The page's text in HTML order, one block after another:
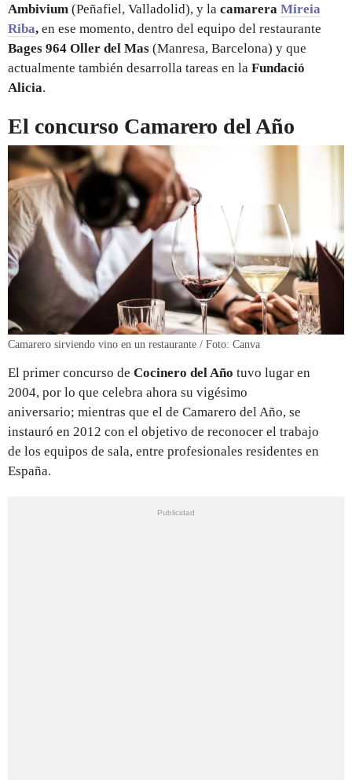
Ambivium (Peñafiel, Valladolid), y la camarera Mireia
Riba, en ese momento, dentro del equipo del restaurante
Bages 964 Oller del Mas (Manresa, Barcelona) y que
actualmente también desarrolla tareas en la Fundació
Alicia.
El concurso Camarero del Año
Camarero sirviendo vino en un restaurante / Foto: Canva
El primer concurso de Cocinero del Año tuvo lugar en
2004, por lo que celebra ahora su vigésimo
aniversario; mientras que el de Camarero del Año, se
instauró en 2012 con el objetivo de reconocer el trabajo
de los equipos de sala, entre profesionales residentes en
España.